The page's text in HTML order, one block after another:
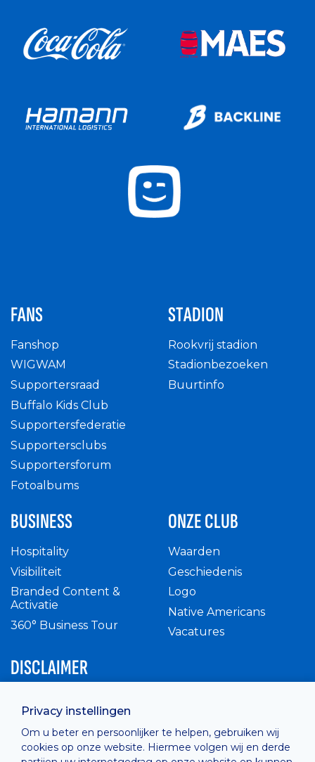
Privacy instellingen
Om u beter en persoonlijker te helpen, gebruiken wij
cookies op onze website. Hiermee volgen wij en derde
FANS
Fanshop
WIGWAM
Supportersraad
Buffalo Kids Club
Supportersfederatie
Supportersclubs
Supportersforum
Fotoalbums
STADION
Rookvrij stadion
Stadionbezoeken
Buurtinfo
BUSINESS
Hospitality
Visibiliteit
Branded Content &
Activatie
360° Business Tour
ONZE CLUB
Waarden
Geschiedenis
Logo
Native Americans
Vacatures
DISCLAIMER
Privacy Policy
Cashless
verkoopsvoorwaarden